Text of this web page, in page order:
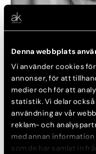
Denna webbplats
Vi använder cookies
annonser, för att
medier och för att
statistik. Vi delar
användning av vår
reklam- och
med annan
som de har samlat in
Charlotte Blomberg
Leg sjuksköterska